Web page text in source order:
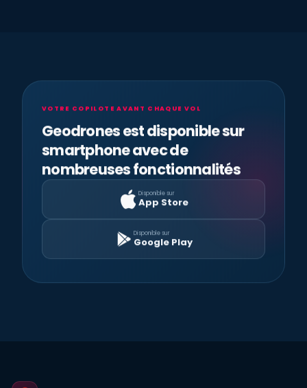
VOTRE COPILOTE AVANT CHAQUE VOL
Geodrones est disponible sur
smartphone avec de
nombreuses fonctionnalités
Disponible sur
App Store
Disponible sur
Google Play